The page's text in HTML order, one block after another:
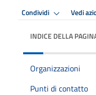
Condividi Vedi
INDICE DELLA
Organizzazioni
Punti di contatto